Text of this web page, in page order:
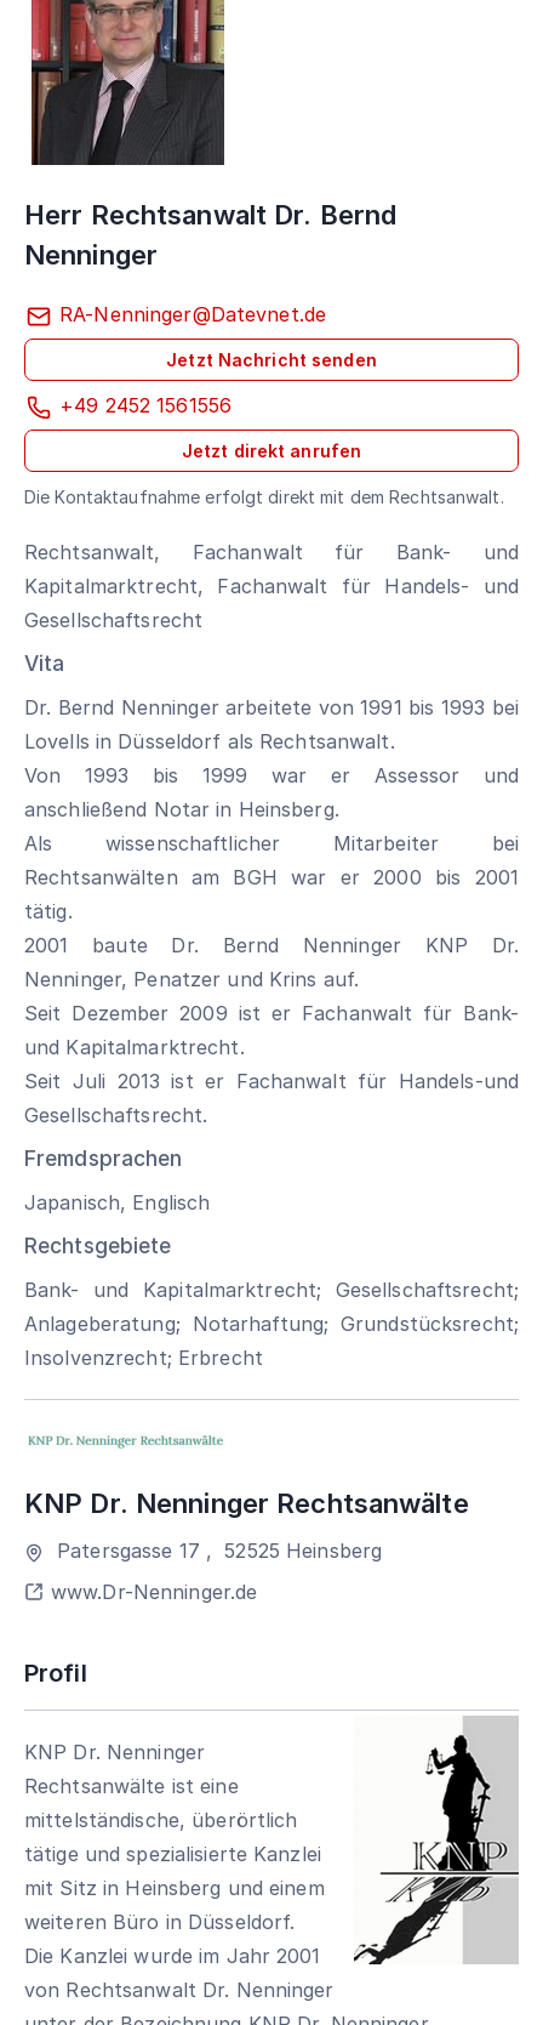
Herr Rechtsanwalt Dr. Bernd
Nenninger
RA-Nenninger@Datevnet.de
Jetzt Nachricht senden
+49 2452 1561556
Jetzt direkt anrufen
Die Kontaktaufnahme erfolgt direkt mit dem Rechtsanwalt.
Rechtsanwalt, Fachanwalt für Bank- und
Kapitalmarktrecht, Fachanwalt für Handels- und
Gesellschaftsrecht
Vita
Dr. Bernd Nenninger arbeitete von 1991 bis 1993 bei
Lovells in Düsseldorf als Rechtsanwalt.
Von 1993 bis 1999 war er Assessor und
anschließend Notar in Heinsberg.
Als wissenschaftlicher Mitarbeiter bei
Rechtsanwälten am BGH war er 2000 bis 2001
tätig.
2001 baute Dr. Bernd Nenninger KNP Dr.
Nenninger, Penatzer und Krins auf.
Seit Dezember 2009 ist er Fachanwalt für Bank-
und Kapitalmarktrecht.
Seit Juli 2013 ist er Fachanwalt für Handels-und
Gesellschaftsrecht.
Fremdsprachen
Japanisch, Englisch
Rechtsgebiete
Bank- und Kapitalmarktrecht; Gesellschaftsrecht;
Anlageberatung; Notarhaftung; Grundstücksrecht;
Insolvenzrecht; Erbrecht
KNP Dr. Nenninger Rechtsanwälte
Patersgasse 17 ,52525 Heinsberg
www.Dr-Nenninger.de
Profil
KNP Dr. Nenninger
Rechtsanwälte ist eine
mittelständische, überörtlich
tätige und spezialisierte Kanzlei
mit Sitz in Heinsberg und einem
weiteren Büro in Düsseldorf.
Die Kanzlei wurde im Jahr 2001
von Rechtsanwalt Dr. Nenninger